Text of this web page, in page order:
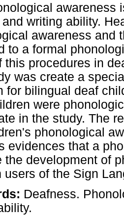
awareness
writing ability.
awareness and
to a formal
this procedures in
was create a
for bilingual deaf
were
in the study. The
phonological
evidences that a
the development of
users of the Sign
Deafness.